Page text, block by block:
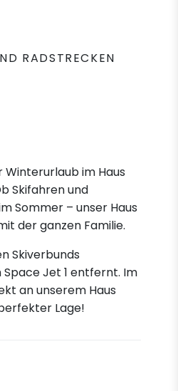
RADSTRECKEN
im Haus
Skifahren und
Sommer – unser Haus
der ganzen Familie.
Skiverbunds
Jet 1 entfernt. Im
an unserem Haus
Lage!